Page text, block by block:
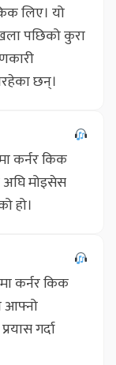
लिए। यो
पछिको कुरा
छन्।
कर्नर किक
मोइसेस
हो।
कर्नर किक
आफ्नो
गर्दा